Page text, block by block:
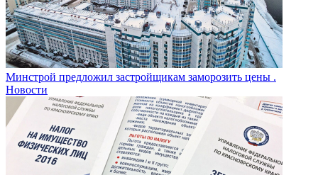
Минстрой предложил застройщикам заморозить цены .
Новости